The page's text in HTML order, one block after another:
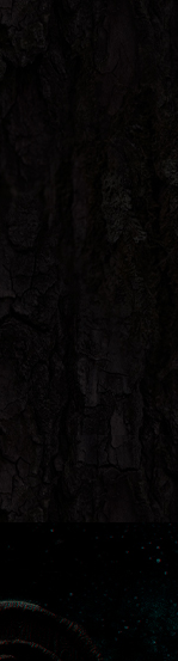
color][/b]
img][/url][/align]